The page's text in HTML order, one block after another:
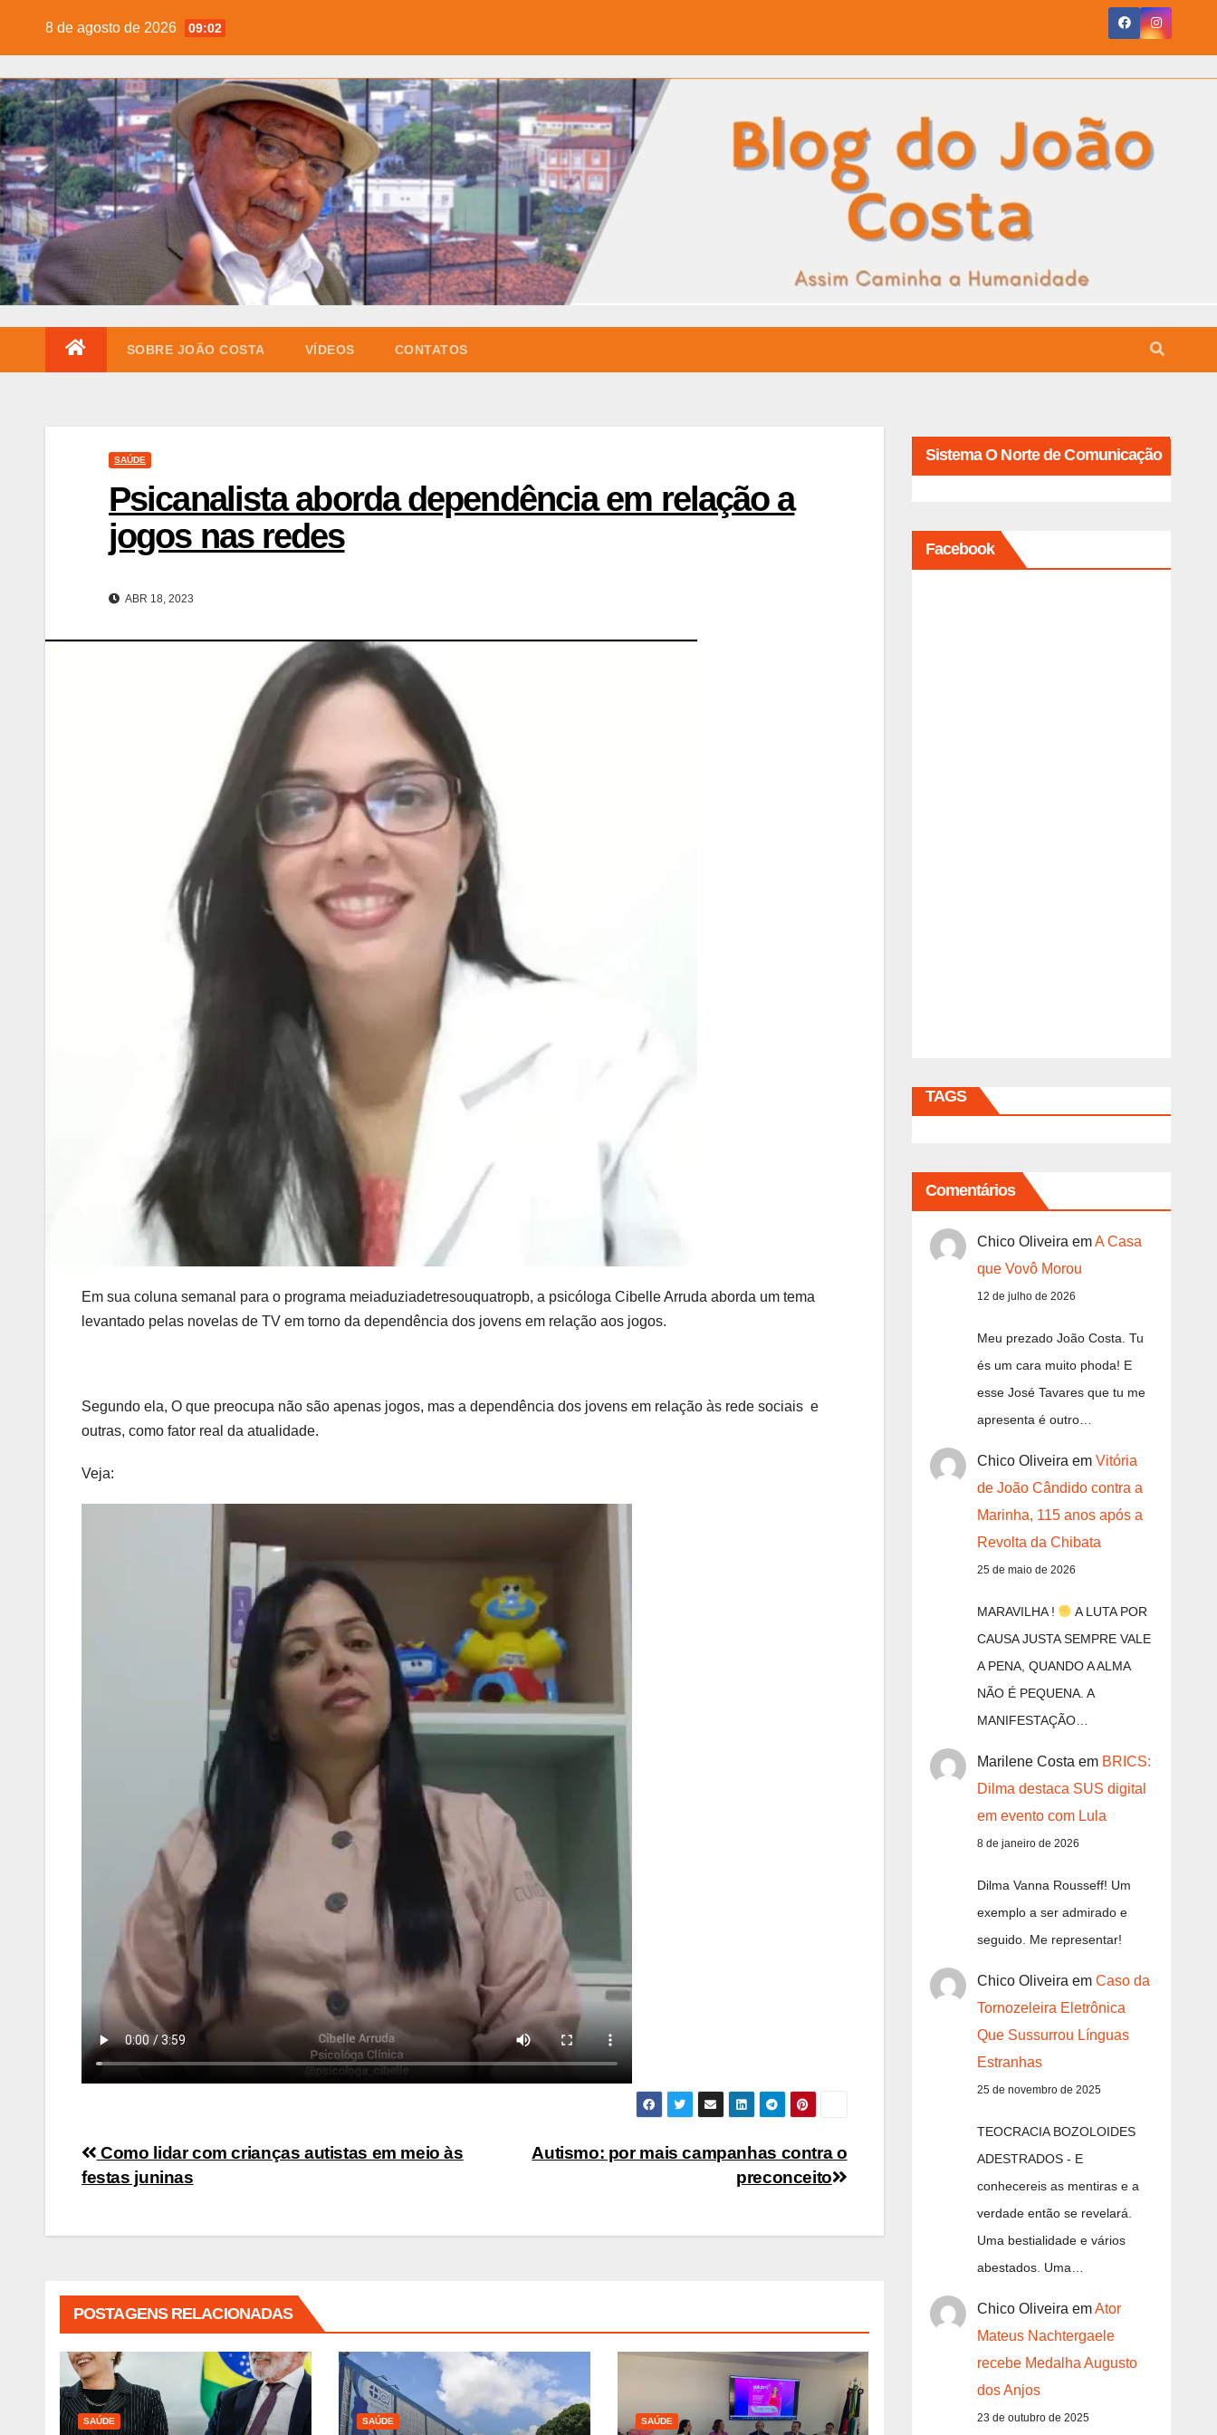
8 de agosto de 2026 09:02
SOBRE JOÃO COSTA VÍDEOS CONTATOS
SAÚDE
Psicanalista aborda dependência em relação a
jogos nas redes
ABR 18, 2023
Em sua coluna semanal para o programa meiaduziadetresouquatropb, a psicóloga Cibelle Arruda aborda um tema
levantado pelas novelas de TV em torno da dependência dos jovens em relação aos jogos.
Segundo ela, O que preocupa não são apenas jogos, mas a dependência dos jovens em relação às rede sociais e
outras, como fator real da atualidade.
Veja:
Navegação
de
Post
Autismo: por mais campanhas contra o
preconceito
Como lidar com crianças autistas em meio às
festas juninas
POSTAGENS RELACIONADAS
SAÚDE SAÚDE SAÚDE
Sistema O Norte de Comunicação
Facebook
TAGS
Comentários
Chico Oliveira emA Casa
que Vovô Morou
12 de julho de 2026
Meu prezado João Costa. Tu
és um cara muito phoda! E
esse José Tavares que tu me
apresenta é outro…
Chico Oliveira em Vitória
de João Cândido contra a
Marinha, 115 anos após a
Revolta da Chibata
25 de maio de 2026
MARAVILHA !
A LUTA POR
CAUSA JUSTA SEMPRE VALE
A PENA, QUANDO A ALMA
NÃO É PEQUENA. A
MANIFESTAÇÃO…
Marilene Costa em BRICS:
Dilma destaca SUS digital
em evento com Lula
8 de janeiro de 2026
Dilma Vanna Rousseff! Um
exemplo a ser admirado e
seguido. Me representar!
Chico Oliveira em Caso da
Tornozeleira Eletrônica
Que Sussurrou Línguas
Estranhas
25 de novembro de 2025
TEOCRACIA BOZOLOIDES
ADESTRADOS - E
conhecereis as mentiras e a
verdade então se revelará.
Uma bestialidade e vários
abestados. Uma…
Chico Oliveira emAtor
Mateus Nachtergaele
recebe Medalha Augusto
dos Anjos
23 de outubro de 2025